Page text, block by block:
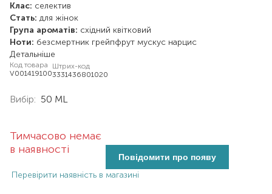
Клас: селектив
Стать: для жінок
Група ароматів: східний квітковий
Ноти: безсмертник грейпфрут мускус нарцис
Детальніше
Код товара
V001419100
Штрих-код
3331436801020
Вибір: 50 ML
Тимчасово немає
в наявності
Повідомити про появу
Перевірити наявність в магазині